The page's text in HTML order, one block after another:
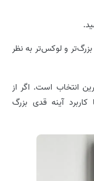
و لوکس‌تر به نظر
انتخاب است. اگر از
آینه قدی بزرگ